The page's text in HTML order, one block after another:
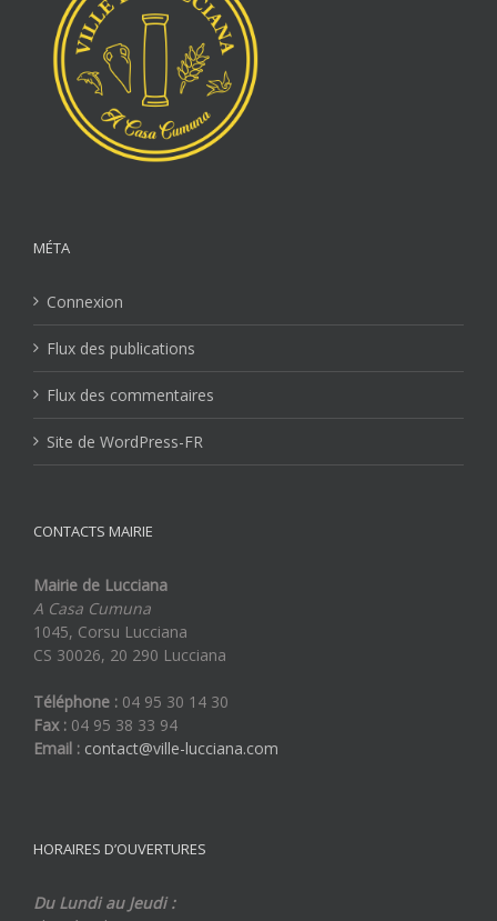
MÉTA
Connexion
Flux des publications
Flux des commentaires
Site de WordPress-FR
CONTACTS MAIRIE
Mairie de Lucciana
A Casa Cumuna
1045, Corsu Lucciana
CS 30026, 20 290 Lucciana
Téléphone : 04 95 30 14 30
Fax : 04 95 38 33 94
Email : contact@ville-lucciana.com
HORAIRES D’OUVERTURES
Du Lundi au Jeudi :